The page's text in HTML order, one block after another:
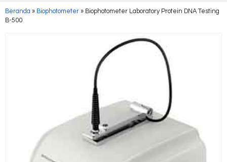
Beranda » Biophotometer » Biophotometer Laboratory Protein DNA Testing
B-500